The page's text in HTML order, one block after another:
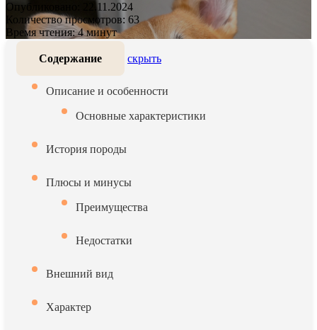
Опубликовано: 22.11.2024
Количество просмотров: 63
Время чтения: 4 минут
Содержание скрыть
Описание и особенности
Основные характеристики
История породы
Плюсы и минусы
Преимущества
Недостатки
Внешний вид
Характер